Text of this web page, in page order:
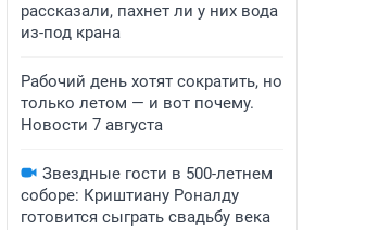
рассказали, пахнет ли у них вода
из-под крана
Рабочий день хотят сократить, но
только летом — и вот почему.
Новости 7 августа
Звездные гости в 500-летнем
соборе: Криштиану Роналду
готовится сыграть свадьбу века